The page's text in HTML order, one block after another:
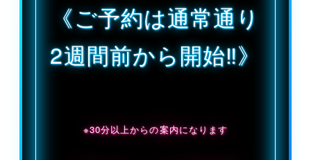
《ご予約は通常通り
2週間前から開始‼》
※30分以上からの案内になります